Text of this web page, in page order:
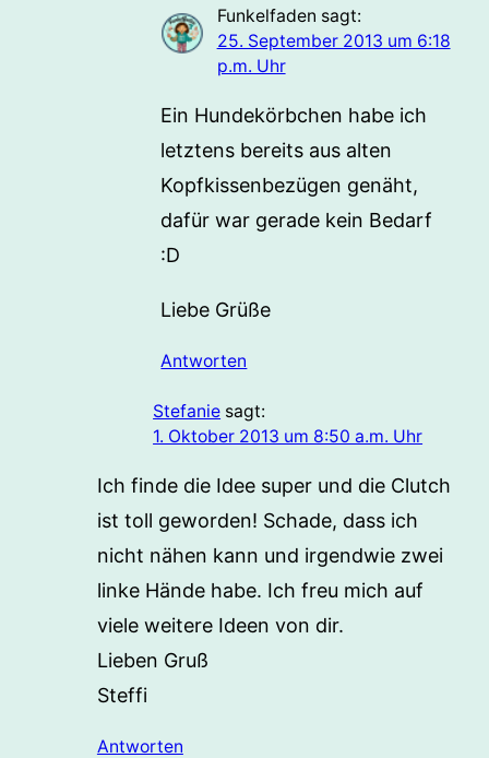
Funkelfaden sagt:
25. September 2013 um 6:18
p.m. Uhr
Ein Hundekörbchen habe ich
letztens bereits aus alten
Kopfkissenbezügen genäht,
dafür war gerade kein Bedarf
:D
Liebe Grüße
Antworten
Stefanie sagt:
1. Oktober 2013 um 8:50 a.m. Uhr
Ich finde die Idee super und die Clutch
ist toll geworden! Schade, dass ich
nicht nähen kann und irgendwie zwei
linke Hände habe. Ich freu mich auf
viele weitere Ideen von dir.
Lieben Gruß
Steffi
Antworten